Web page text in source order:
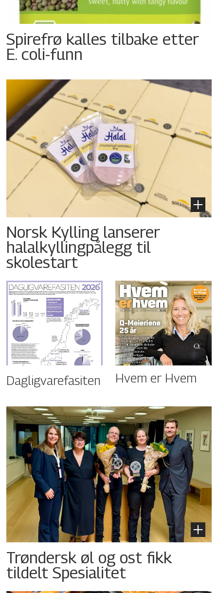
Spirefrø kalles tilbake etter
E. coli-funn
Norsk Kylling lanserer
halalkyllingpålegg til
skolestart
Dagligvarefasiten Hvem er Hvem
Trøndersk øl og ost fikk
tildelt Spesialitet